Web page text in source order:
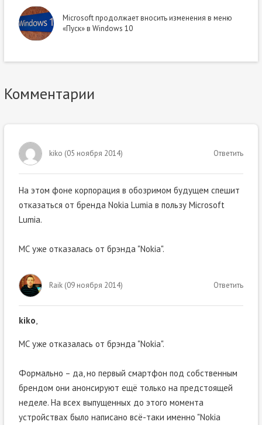
Microsoft продолжает вносить изменения в меню
«Пуск» в Windows 10
Комментарии
kiko (05 ноября 2014) Ответить
На этом фоне корпорация в обозримом будущем спешит
отказаться от бренда Nokia Lumia в пользу Microsoft
Lumia.
МС уже отказалась от брэнда "Nokia".
Raik(09 ноября 2014) Ответить
kiko,
МС уже отказалась от брэнда "Nokia".
Формально – да, но первый смартфон под собственным
брендом они анонсируют ещё только на предстоящей
неделе. На всех выпущенных до этого момента
устройствах было написано всё-таки именно "Nokia